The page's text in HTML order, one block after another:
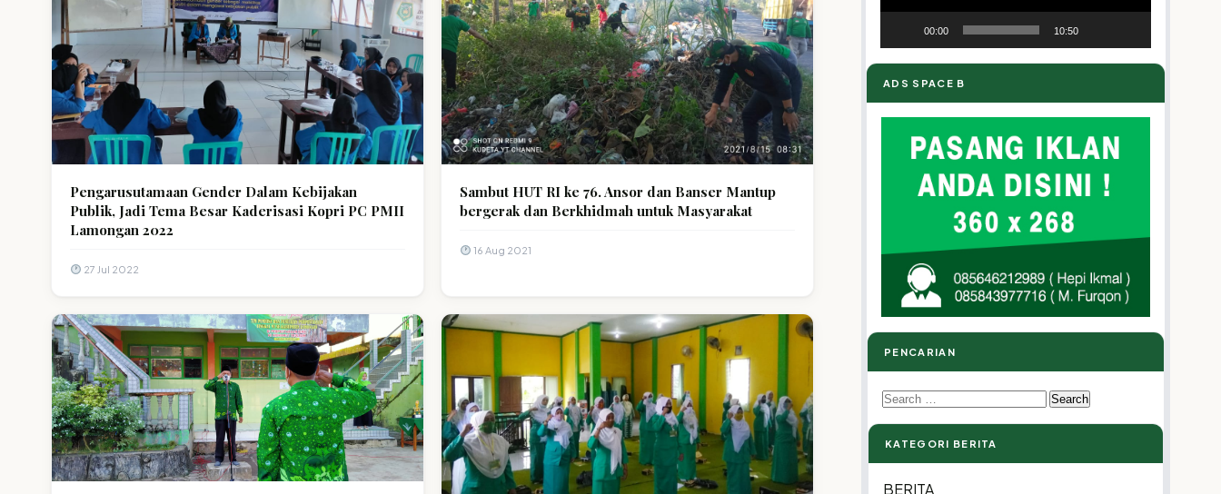
Pengarusutamaan Gender Dalam Kebijakan
Publik, Jadi Tema Besar Kaderisasi Kopri PC PMII
Lamongan 2022
27 Jul 2022
Sambut HUT RI ke 76. Ansor dan Banser Mantup
bergerak dan Berkhidmah untuk Masyarakat
16 Aug 2021
00:00 10:50
ADS SPACE B
PENCARIAN
Search
for:
KATEGORI BERITA
BERITA